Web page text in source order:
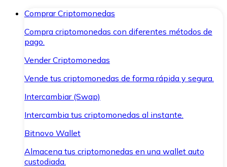
Comprar Criptomonedas
Compra criptomonedas con diferentes métodos de
pago.
Vender Criptomonedas
Vende tus criptomonedas de forma rápida y segura.
Intercambiar (Swap)
Intercambia tus criptomonedas al instante.
Bitnovo Wallet
Almacena tus criptomonedas en una wallet auto
custodiada.